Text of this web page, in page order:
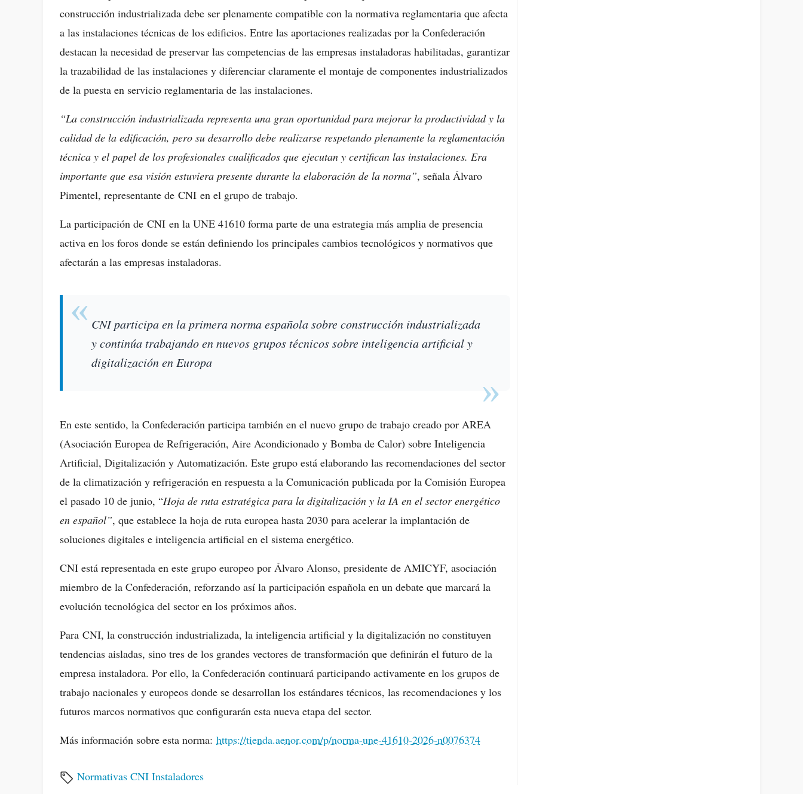
construcción industrializada debe ser plenamente compatible con la normativa reglamentaria que afecta
a las instalaciones técnicas de los edificios. Entre las aportaciones realizadas por la Confederación
destacan la necesidad de preservar las competencias de las empresas instaladoras habilitadas, garantizar
la trazabilidad de las instalaciones y diferenciar claramente el montaje de componentes industrializados
de la puesta en servicio reglamentaria de las instalaciones.
“La construcción industrializada representa una gran oportunidad para mejorar la productividad y la
calidad de la edificación, pero su desarrollo debe realizarse respetando plenamente la reglamentación
técnica y el papel de los profesionales cualificados que ejecutan y certifican las instalaciones. Era
importante que esa visión estuviera presente durante la elaboración de la norma”, señala Álvaro
Pimentel, representante de CNI en el grupo de trabajo.
La participación de CNI en la UNE 41610 forma parte de una estrategia más amplia de presencia
activa en los foros donde se están definiendo los principales cambios tecnológicos y normativos que
afectarán a las empresas instaladoras.
CNI participa en la primera norma española sobre construcción industrializada
y continúa trabajando en nuevos grupos técnicos sobre inteligencia artificial y
digitalización en Europa
En este sentido, la Confederación participa también en el nuevo grupo de trabajo creado por AREA
(Asociación Europea de Refrigeración, Aire Acondicionado y Bomba de Calor) sobre Inteligencia
Artificial, Digitalización y Automatización. Este grupo está elaborando las recomendaciones del sector
de la climatización y refrigeración en respuesta a la Comunicación publicada por la Comisión Europea
el pasado 10 de junio, “Hoja de ruta estratégica para la digitalización y la IA en el sector energético
en español”, que establece la hoja de ruta europea hasta 2030 para acelerar la implantación de
soluciones digitales e inteligencia artificial en el sistema energético.
CNI está representada en este grupo europeo por Álvaro Alonso, presidente de AMICYF, asociación
miembro de la Confederación, reforzando así la participación española en un debate que marcará la
evolución tecnológica del sector en los próximos años.
Para CNI, la construcción industrializada, la inteligencia artificial y la digitalización no constituyen
tendencias aisladas, sino tres de los grandes vectores de transformación que definirán el futuro de la
empresa instaladora. Por ello, la Confederación continuará participando activamente en los grupos de
trabajo nacionales y europeos donde se desarrollan los estándares técnicos, las recomendaciones y los
futuros marcos normativos que configurarán esta nueva etapa del sector.
Más información sobre esta norma: https://tienda.aenor.com/p/norma-une-41610-2026-n0076374
Normativas CNI Instaladores